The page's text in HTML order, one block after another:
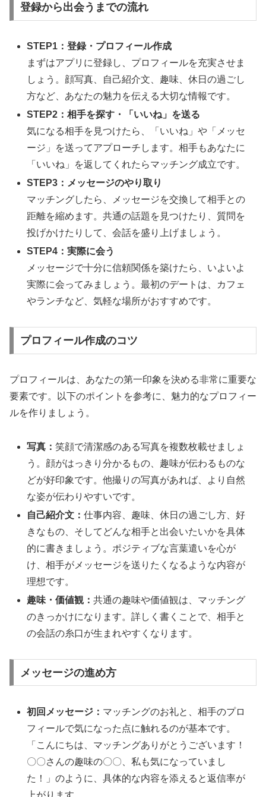
登録から出会うまでの流れ
STEP1：登録・プロフィール作成
まずはアプリに登録し、プロフィールを充実させま
しょう。顔写真、自己紹介文、趣味、休日の過ごし
方など、あなたの魅力を伝える大切な情報です。
STEP2：相手を探す・「いいね」を送る
気になる相手を見つけたら、「いいね」や「メッセ
ージ」を送ってアプローチします。相手もあなたに
「いいね」を返してくれたらマッチング成立です。
STEP3：メッセージのやり取り
マッチングしたら、メッセージを交換して相手との
距離を縮めます。共通の話題を見つけたり、質問を
投げかけたりして、会話を盛り上げましょう。
STEP4：実際に会う
メッセージで十分に信頼関係を築けたら、いよいよ
実際に会ってみましょう。最初のデートは、カフェ
やランチなど、気軽な場所がおすすめです。
プロフィール作成のコツ
プロフィールは、あなたの第一印象を決める非常に重要な
要素です。以下のポイントを参考に、魅力的なプロフィー
ルを作りましょう。
写真：笑顔で清潔感のある写真を複数枚載せましょ
う。顔がはっきり分かるもの、趣味が伝わるものな
どが好印象です。他撮りの写真があれば、より自然
な姿が伝わりやすいです。
自己紹介文：仕事内容、趣味、休日の過ごし方、好
きなもの、そしてどんな相手と出会いたいかを具体
的に書きましょう。ポジティブな言葉遣いを心が
け、相手がメッセージを送りたくなるような内容が
理想です。
趣味・価値観：共通の趣味や価値観は、マッチング
のきっかけになります。詳しく書くことで、相手と
の会話の糸口が生まれやすくなります。
メッセージの進め方
初回メッセージ： マッチングのお礼と、相手のプロ
フィールで気になった点に触れるのが基本です。
「こんにちは、マッチングありがとうございます！
〇〇さんの趣味の〇〇、私も気になっていまし
た！」のように、具体的な内容を添えると返信率が
上がります。